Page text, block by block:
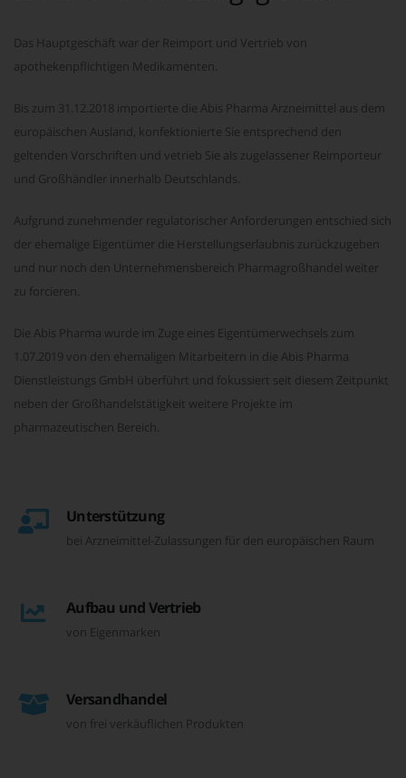
Das Hauptgeschäft war der Reimport und Vertrieb von
apothekenpflichtigen Medikamenten.
Bis zum 31.12.2018 importierte die Abis Pharma Arzneimittel aus dem
europäischen Ausland, konfektionierte Sie entsprechend den
geltenden Vorschriften und vetrieb Sie als zugelassener Reimporteur
und Großhändler innerhalb Deutschlands.
Aufgrund zunehmender regulatorischer Anforderungen entschied sich
der ehemalige Eigentümer die Herstellungserlaubnis zurückzugeben
und nur noch den Unternehmensbereich Pharmagroßhandel weiter
zu forcieren.
Die Abis Pharma wurde im Zuge eines Eigentümerwechsels zum
1.07.2019 von den ehemaligen Mitarbeitern in die Abis Pharma
Dienstleistungs GmbH überführt und fokussiert seit diesem Zeitpunkt
neben der Großhandelstätigkeit weitere Projekte im
pharmazeutischen Bereich.
Unterstützung
bei Arzneimittel-Zulassungen für den europäischen Raum
Aufbau und Vertrieb
von Eigenmarken
Versandhandel
von frei verkäuflichen Produkten